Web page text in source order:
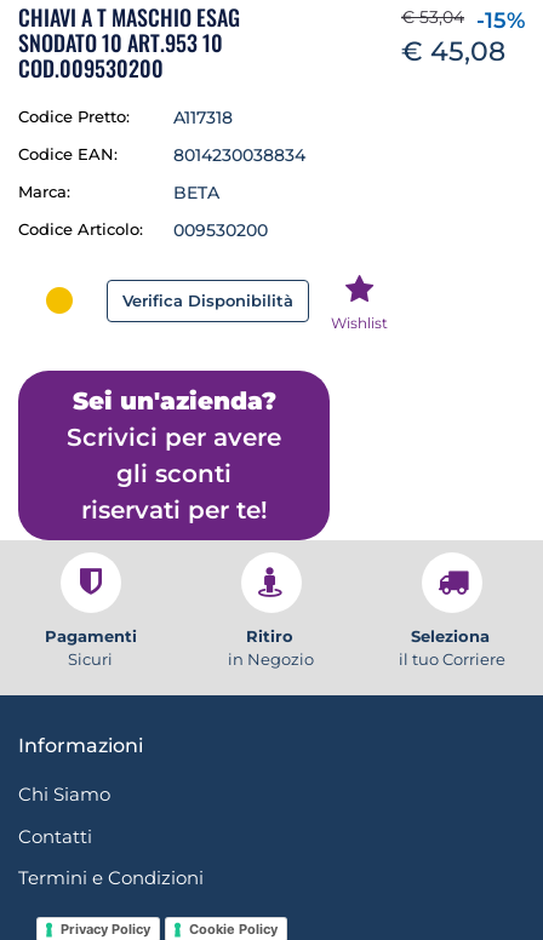
CHIAVI A T MASCHIO ESAG
SNODATO 10 ART.953 10
COD.009530200
€ 53,04 -15%
€ 45,08
Codice Pretto: A117318
Codice EAN: 8014230038834
Marca: BETA
Codice Articolo: 009530200
Verifica Disponibilità
Wishlist
Sei un'azienda?
Scrivici per avere
gli sconti
riservati per te!
Pagamenti
Sicuri
Ritiro
in Negozio
Seleziona
il tuo Corriere
Informazioni
Chi Siamo
Contatti
Termini e Condizioni
Privacy Policy Cookie Policy